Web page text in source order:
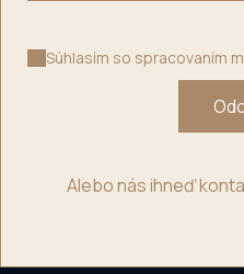
Súhlasím so spracovaním
Alebo nás ihneď